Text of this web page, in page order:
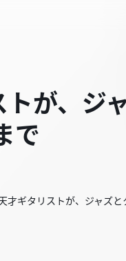
が、ジ
で
ギタリストが、ジャズ